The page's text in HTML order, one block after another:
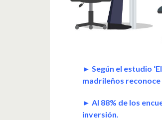
► Según el estudio
madrileños
► Al 88% de los
inversión.